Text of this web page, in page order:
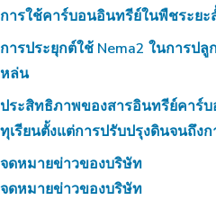
การใช้คาร์บอนอินทรีย์ในพืชระยะ
การประยุกต์ใช้ Nema2 ในการป
หล่น
ประสิทธิภาพของสารอินทรีย์คาร์บ
ทุเรียนตั้งแต่การปรับปรุงดินจนถึง
จดหมายข่าวของบริษัท
จดหมายข่าวของบริษัท